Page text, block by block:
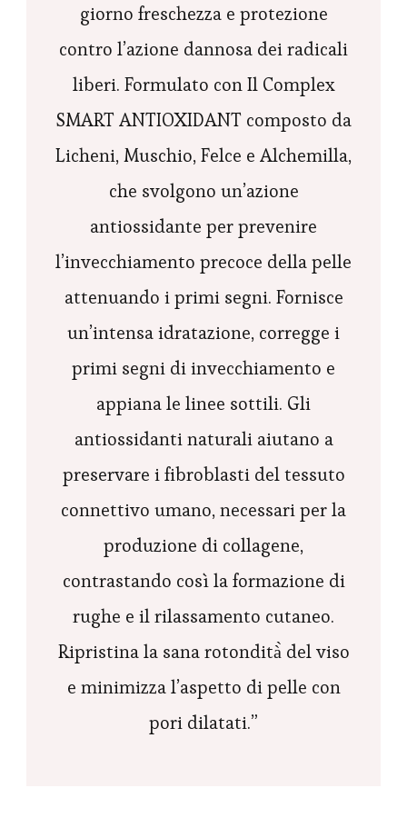
giorno freschezza e protezione
contro l’azione dannosa dei radicali
liberi. Formulato con Il Complex
SMART ANTIOXIDANT composto da
Licheni, Muschio, Felce e Alchemilla,
che svolgono un’azione
antiossidante per prevenire
l’invecchiamento precoce della pelle
attenuando i primi segni. Fornisce
un’intensa idratazione, corregge i
primi segni di invecchiamento e
appiana le linee sottili. Gli
antiossidanti naturali aiutano a
preservare i fibroblasti del tessuto
connettivo umano, necessari per la
produzione di collagene,
contrastando così la formazione di
rughe e il rilassamento cutaneo.
Ripristina la sana rotondità̀ del viso
e minimizza l’aspetto di pelle con
pori dilatati.”